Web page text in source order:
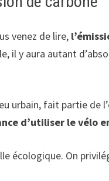
venez de lire,
il y aura autant
urbain, fait partie
d’utiliser le vélo
écologique. On